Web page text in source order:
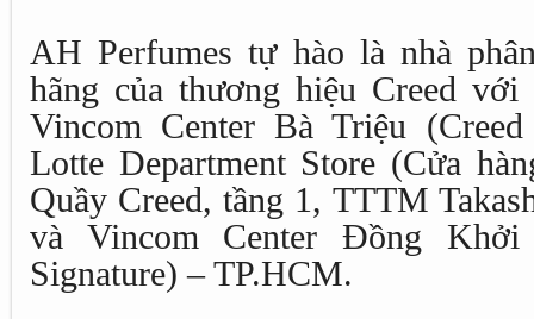
AH Perfumes tự hào là nhà
hãng của thương hiệu Creed
Vincom Center Bà Triệu
Lotte Department Store (Cửa
Quầy Creed, tầng 1, TTTM
và Vincom Center Đồng Khởi
Signature) – TP.HCM.